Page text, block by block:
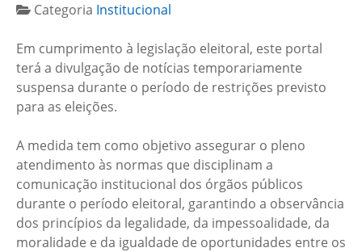
Categoria Institucional
Em cumprimento à legislação eleitoral, este portal
terá a divulgação de notícias temporariamente
suspensa durante o período de restrições previsto
para as eleições.
A medida tem como objetivo assegurar o pleno
atendimento às normas que disciplinam a
comunicação institucional dos órgãos públicos
durante o período eleitoral, garantindo a observância
dos princípios da legalidade, da impessoalidade, da
moralidade e da igualdade de oportunidades entre os